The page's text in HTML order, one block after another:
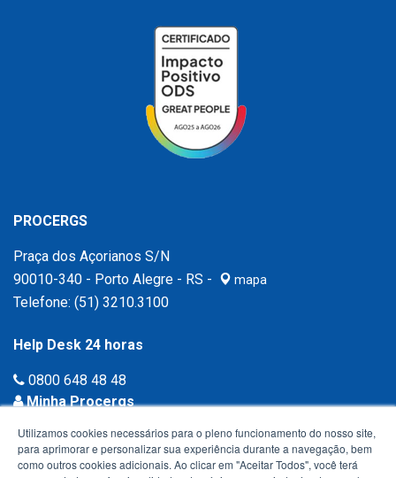
PROCERGS
Praça dos Açorianos S/N
90010-340 - Porto Alegre - RS -
mapa
Telefone: (51) 3210.3100
Help Desk 24 horas
0800 648 48 48
Minha Procergs
Utilizamos cookies necessários para o pleno funcionamento do nosso site,
para aprimorar e personalizar sua experiência durante a navegação, bem
como outros cookies adicionais. Ao clicar em "Aceitar Todos", você terá